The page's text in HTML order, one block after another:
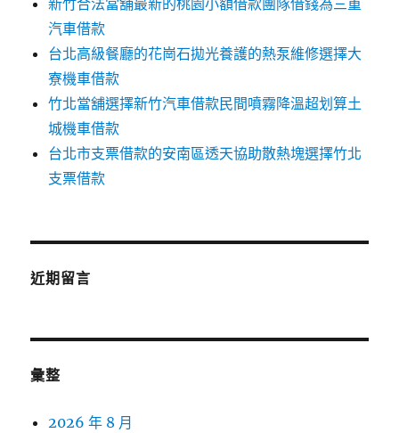
新竹合法當舖最新的桃園小額借款團隊借錢為三重
汽車借款
台北高級餐廳的花崗石拋光養護的熱泵維修選擇大
寮機車借款
竹北當舖選擇新竹汽車借款民間噴霧降溫超划算土
城機車借款
台北市支票借款的安南區透天協助散熱塊選擇竹北
支票借款
近期留言
彙整
2026 年 8 月